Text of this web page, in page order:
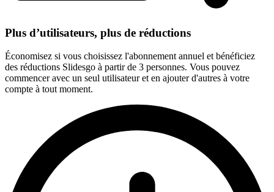
Plus d’utilisateurs, plus de réductions
Économisez si vous choisissez l'abonnement annuel et bénéficiez
des réductions Slidesgo à partir de 3 personnes. Vous pouvez
commencer avec un seul utilisateur et en ajouter d'autres à votre
compte à tout moment.